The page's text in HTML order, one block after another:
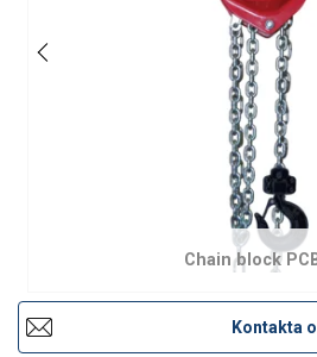
Chain block
Kontakta